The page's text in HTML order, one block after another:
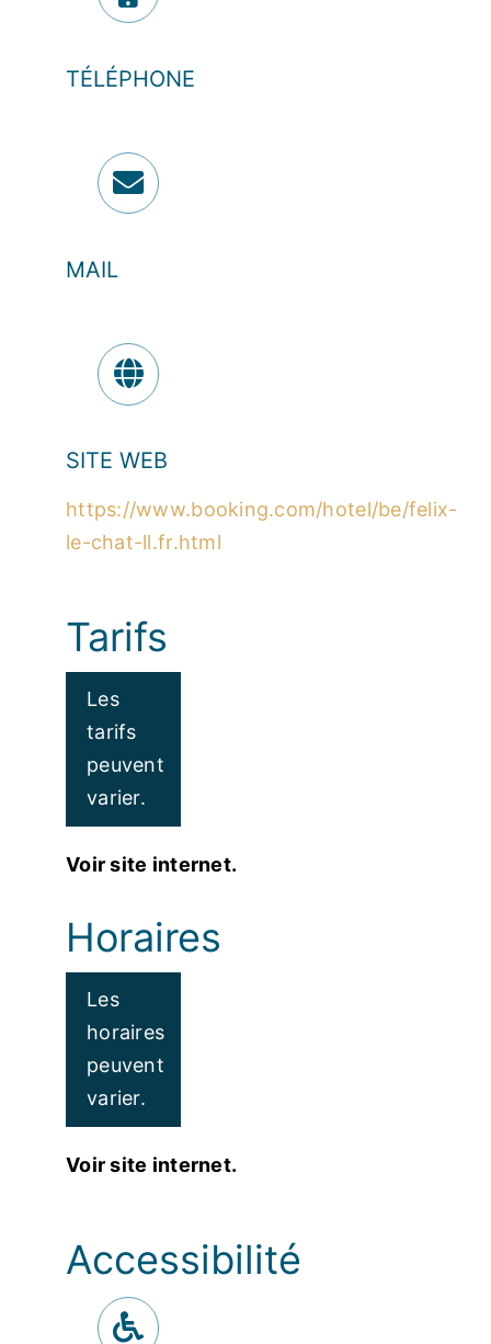
TÉLÉPHONE
MAIL
SITE WEB
https://www.booking.com/hotel/be/felix-
le-chat-ll.fr.html
Tarifs
Les
tarifs
peuvent
varier.
Voir site internet.
Horaires
Les
horaires
peuvent
varier.
Voir site internet.
Accessibilité